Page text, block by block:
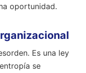
oportunidad.
Es una ley
se